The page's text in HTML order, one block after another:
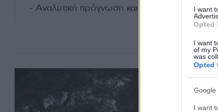
I want
Opted
I want
of my
was
Opted
Google
I want
- Αναλυτική πρόγνωση και χάρτες